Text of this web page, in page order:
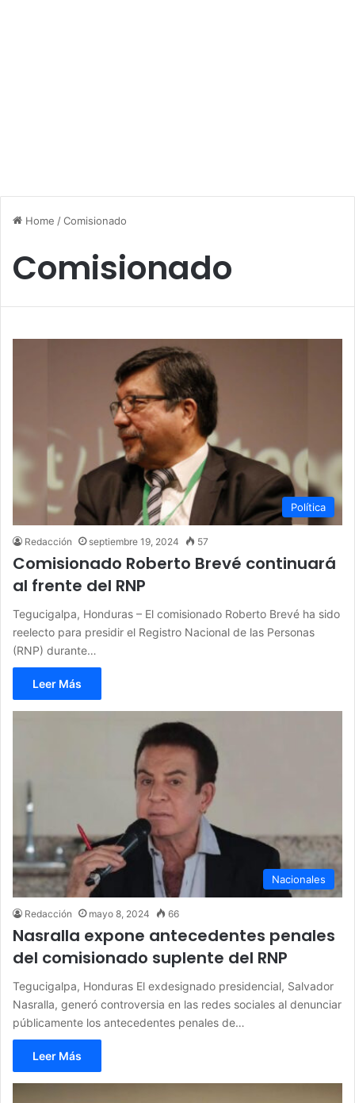
Home /Comisionado
Comisionado
Política
Redacción septiembre 19, 2024 57
Comisionado Roberto Brevé continuará
al frente del RNP
Tegucigalpa, Honduras – El comisionado Roberto Brevé ha sido
reelecto para presidir el Registro Nacional de las Personas
(RNP) durante…
Leer Más
Nacionales
Redacción mayo 8, 2024 66
Nasralla expone antecedentes penales
del comisionado suplente del RNP
Tegucigalpa, Honduras El exdesignado presidencial, Salvador
Nasralla, generó controversia en las redes sociales al denunciar
públicamente los antecedentes penales de…
Leer Más